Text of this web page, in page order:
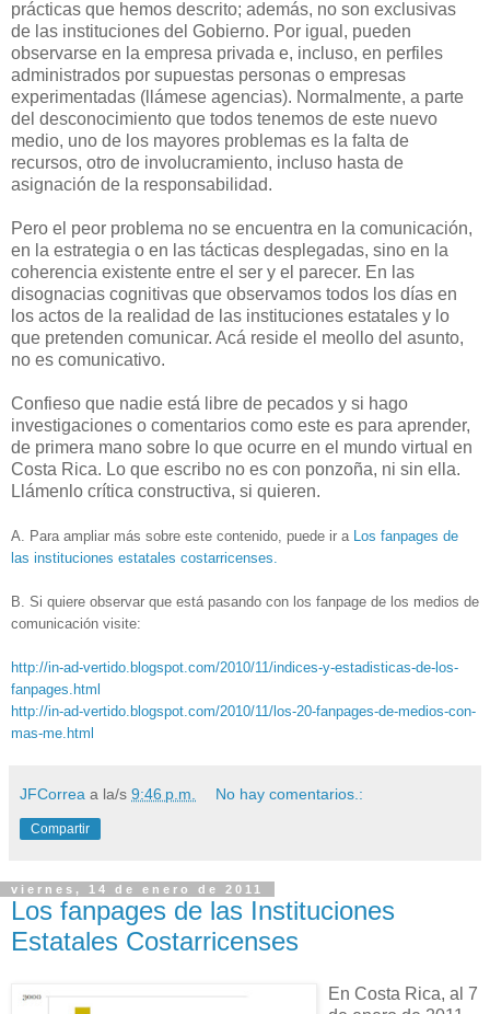
prácticas que hemos descrito; además, no son exclusivas
de las instituciones del Gobierno. Por igual, pueden
observarse en la empresa privada e, incluso, en perfiles
administrados por supuestas personas o empresas
experimentadas (llámese agencias). Normalmente, a parte
del desconocimiento que todos tenemos de este nuevo
medio, uno de los mayores problemas es la falta de
recursos, otro de involucramiento, incluso hasta de
asignación de la responsabilidad.
Pero el peor problema no se encuentra en la comunicación,
en la estrategia o en las tácticas desplegadas, sino en la
coherencia existente entre el ser y el parecer. En las
disognacias cognitivas que observamos todos los días en
los actos de la realidad de las instituciones estatales y lo
que pretenden comunicar. Acá reside el meollo del asunto,
no es comunicativo.
Confieso que nadie está libre de pecados y si hago
investigaciones o comentarios como este es para aprender,
de primera mano sobre lo que ocurre en el mundo virtual en
Costa Rica. Lo que escribo no es con ponzoña, ni sin ella.
Llámenlo crítica constructiva, si quieren.
A. Para ampliar más sobre este contenido, puede ir a Los fanpages de
las instituciones estatales costarricenses.
B. Si quiere observar que está pasando con los fanpage de los medios de
comunicación visite:
http://in-ad-vertido.blogspot.com/2010/11/indices-y-estadisticas-de-los-
fanpages.html
http://in-ad-vertido.blogspot.com/2010/11/los-20-fanpages-de-medios-con-
mas-me.html
JFCorrea a la/s 9:46 p.m. No hay comentarios.:
Compartir
viernes, 14 de enero de 2011
Los fanpages de las Instituciones
Estatales Costarricenses
En Costa Rica, al 7